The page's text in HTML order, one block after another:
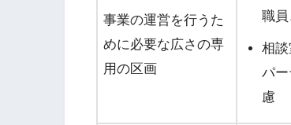
事業の運営を行うた
めに必要な広さの専
用の区画
職
相談
パ
慮